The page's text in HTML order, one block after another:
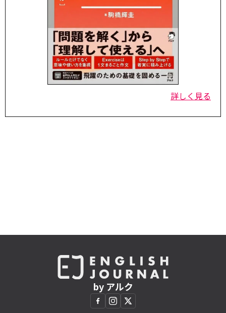
詳しく見る
by アルク